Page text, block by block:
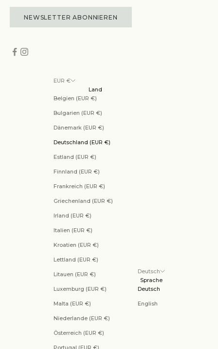
NEWSLETTER ABONNIEREN
EUR €
Land
Belgien (EUR €)
Bulgarien (EUR €)
Dänemark (EUR €)
Deutschland (EUR €)
Estland (EUR €)
Finnland (EUR €)
Frankreich (EUR €)
Griechenland (EUR €)
Irland (EUR €)
Italien (EUR €)
Kroatien (EUR €)
Lettland (EUR €)
Litauen (EUR €)
Luxemburg (EUR €)
Malta (EUR €)
Niederlande (EUR €)
Österreich (EUR €)
Portugal (EUR €)
Deutsch
Sprache
Deutsch
English